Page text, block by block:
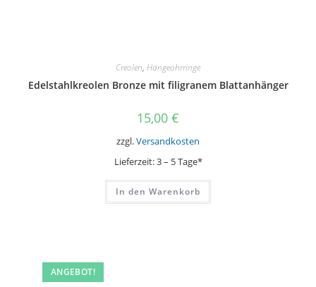
Creolen, Hängeohrringe
Edelstahlkreolen Bronze mit filigranem Blattanhänger
15,00 €
zzgl.Versandkosten
Lieferzeit:3 – 5 Tage*
In den Warenkorb
ANGEBOT!